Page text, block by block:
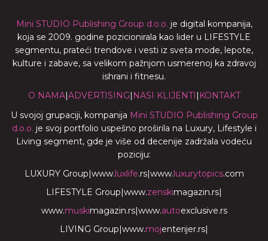
Mini STUDIO Publishing Group d.o.o. je digital kompanija,
koja se 2009. godine pozicionirala kao lider u LIFESTYLE
segmentu, prateći trendove i vesti iz sveta mode, lepote,
kulture i zabave, sa velikom pažnjom usmerenoj ka zdravoj
ishrani i fitnesu.
O NAMA|ADVERTISING| NASI KLIJENTI | KONTAKT
U svojoj grupaciji, kompanija Mini STUDIO Publishing Group
d.o.o. je svoj portfolio uspešno proširila na Luxury, Lifestyle i
Living segment, gde je više od decenije zadržala vodeću
poziciju:
LUXURY Group|www.luxlife.rs|www.luxurytopics.com
LIFESTYLE Group|www.zenskimagazin.rs|
www.muskimagazin.rs|www.autoexclusive.rs
LIVING Group|www.mojenterijer.rs|